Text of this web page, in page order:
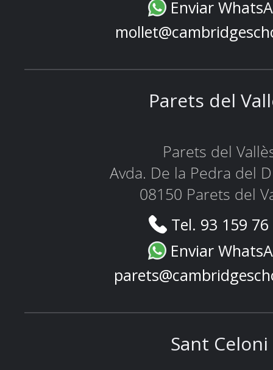
Enviar
Parets del
Parets del
Avda. De la Pedra del
08150 Parets del
Tel. 93 159
Enviar
Sant Celoni